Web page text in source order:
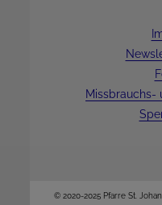
Missbrauchs-
© 2020-2025 Pfarre St.